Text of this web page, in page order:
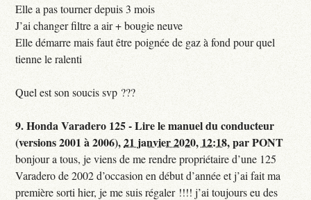
Elle a pas tourner depuis 3 mois
J’ai changer filtre a air + bougie neuve
Elle démarre mais faut être poignée de gaz à fond pour quel
tienne le ralenti
Quel est son soucis svp ???
9.Honda Varadero 125 - Lire le manuel du conducteur
(versions 2001 à 2006),21 janvier 2020, 12:18,parPONT
bonjour a tous, je viens de me rendre propriétaire d’une 125
Varadero de 2002 d’occasion en début d’année et j’ai fait ma
première sorti hier, je me suis régaler !!!! j’ai toujours eu des